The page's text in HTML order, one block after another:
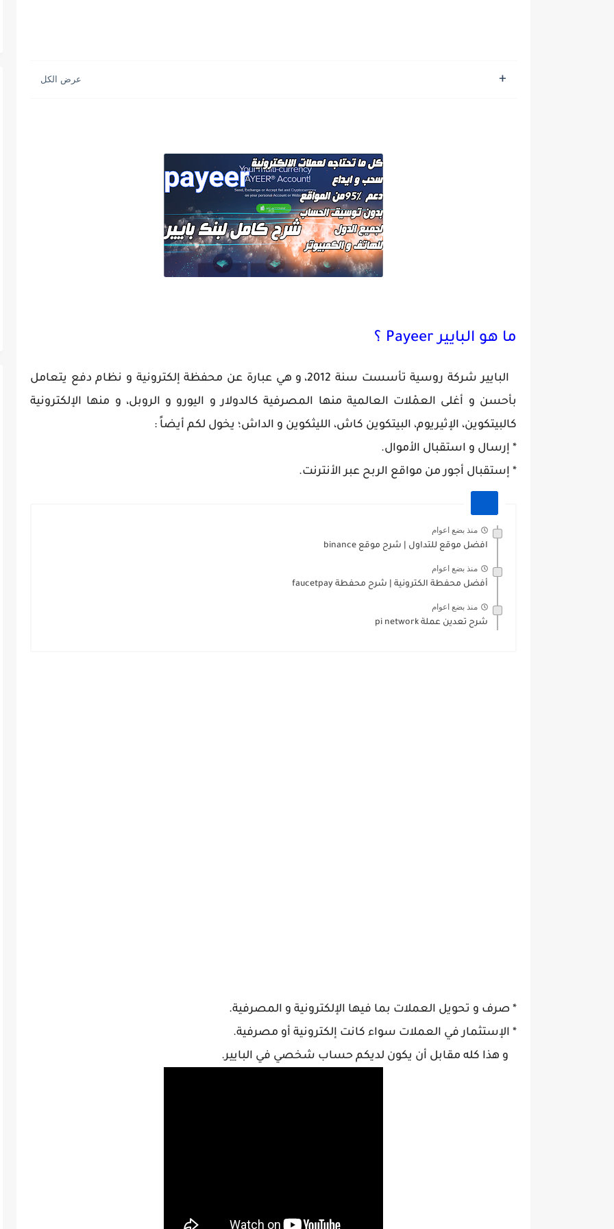
ما هو البايير Payeer ؟
البايير شركة روسية تأسست سنة 2012، و هي عبارة عن محفظة إلكترونية و نظام دفع يتعامل
بأحسن و أغلى العمْلات العالمية منها المصرفية كالدولار و اليورو و الروبل، و منها الإلكترونية
كالبيتكوين، الإثيريوم، البيتكوين كاش، الليثكوين و الداش؛ يخول لكم أيضاً :
* إرسال و استقبال الأموال.
* إستقبال أجور من مواقع الربح عبر الأنترنت.
منذ بضع اعوام
افضل موقع للتداول | شرح موقع binance
منذ بضع اعوام
أفضل محفطة الكترونية | شرح محفطة faucetpay
منذ بضع اعوام
شرح تعدين عملة pi network
* صرف و تحويل العملات بما فيها الإلكترونية و المصرفية.
* الإستثمار في العملات سواء كانت إلكترونية أو مصرفية.
و هذا كله مقابل أن يكون لديكم حساب شخصي في البايير.